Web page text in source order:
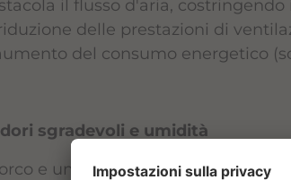
il flusso d'aria,
delle prestazioni di
del consumo energetico
sgradevoli e umidità
e umidità in un filtro usato